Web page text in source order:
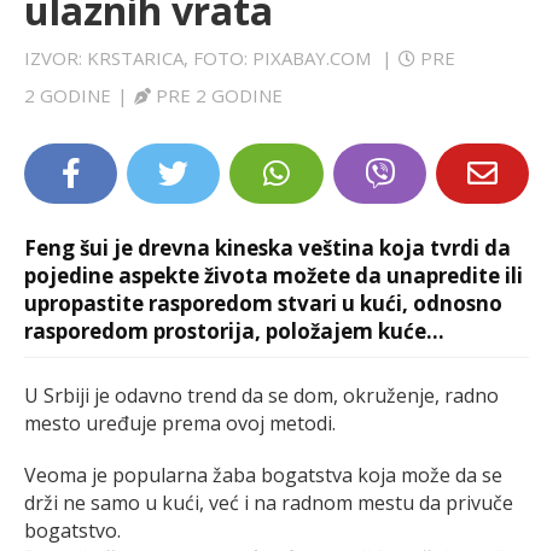
LIFESTYLE
EXTRA
IZVOR: KRSTARICA, FOTO: PIXABAY.COM |
PRE
2 GODINE | PRE 2 GODINE
Feng šui je drevna kineska veština koja tvrdi da
pojedine aspekte života možete da unapredite ili
upropastite rasporedom stvari u kući, odnosno
rasporedom prostorija, položajem kuće…
U Srbiji je odavno trend da se dom, okruženje, radno
mesto uređuje prema ovoj metodi.
Veoma je popularna žaba bogatstva koja može da se
drži ne samo u kući, već i na radnom mestu da privuče
bogatstvo.